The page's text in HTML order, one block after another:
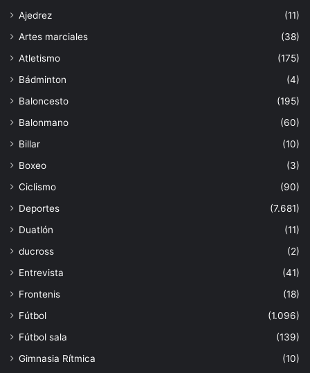
Ajedrez
(11)
Artes marciales
(38)
Atletismo
(175)
Bádminton
(4)
Baloncesto
(195)
Balonmano
(60)
Billar
(10)
Boxeo
(3)
Ciclismo
(90)
Deportes
(7.681)
Duatlón
(11)
ducross
(2)
Entrevista
(41)
Frontenis
(18)
Fútbol
(1.096)
Fútbol sala
(139)
Gimnasia Rítmica
(10)